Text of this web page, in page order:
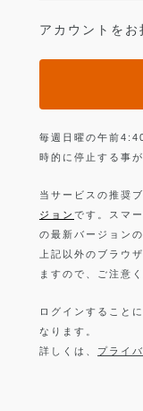
アカウントをお
毎週日曜の午前
時的に停止する事
当サービスの推奨
ジョン です。スマ
の最新バージョンの
上記以外のブラウ
ますので、ご注意
ログインすること
なります。
詳しくは、 プライ